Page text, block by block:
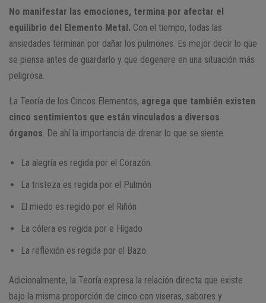
No manifestar las emociones, termina por afectar el
equilibrio del Elemento Metal. Con el tiempo, todas las
ansiedades terminan por dañar los pulmones. Es mejor decir lo que
se piensa antes de guardarlo y que degenere en una situación más
peligrosa.
La Teoría de los Cincos Elementos, agrega que también existen
cinco sentimientos que están vinculados a diversos
órganos. De ahí la importancia de drenar lo que se siente.
La alegría es regida por el Corazón.
La tristeza es regida por el Pulmón
El miedo es regido por el Riñón
La cólera es regida por e Hígado
La reflexión es regida por el Bazo.
Adicionalmente, la Teoría expresa la relación directa que existe
bajo la misma proporción de cinco con viseras, sabores y